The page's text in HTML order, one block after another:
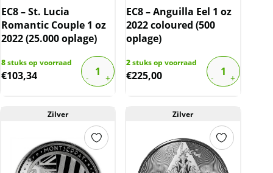
EC8 – St. Lucia
Romantic Couple 1 oz
2022 (25.000 oplage)
8stuks op voorraad
€103,34
EC8 – Anguilla Eel 1 oz
2022 coloured (500
oplage)
2stuks op voorraad
€225,00
Zilver Zilver